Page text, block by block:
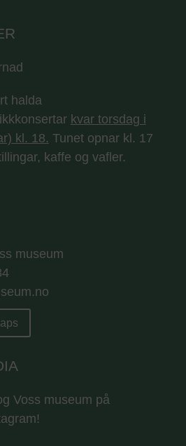
halda
kvar torsdag i
kl. 18. Tunet opnar kl. 17
kaffe og vafler.
museum
Voss museum på